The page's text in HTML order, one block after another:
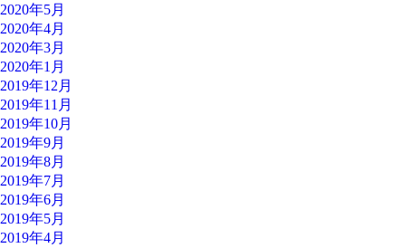
2020年5月
2020年4月
2020年3月
2020年1月
2019年12月
2019年11月
2019年10月
2019年9月
2019年8月
2019年7月
2019年6月
2019年5月
2019年4月